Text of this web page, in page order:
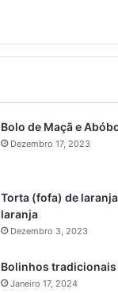
Bolo de Maçã e
Dezembro 17, 2023
Torta (fofa) de
laranja
Dezembro 3, 2023
Bolinhos tradicionais
Janeiro 17, 2024